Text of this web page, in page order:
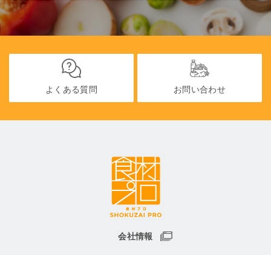
よくある質問 お問い合わせ
会社情報